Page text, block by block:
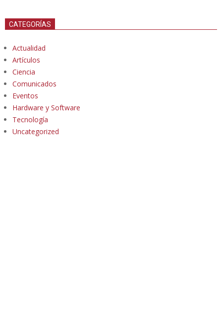
CATEGORÍAS
Actualidad
Artículos
Ciencia
Comunicados
Eventos
Hardware y Software
Tecnología
Uncategorized